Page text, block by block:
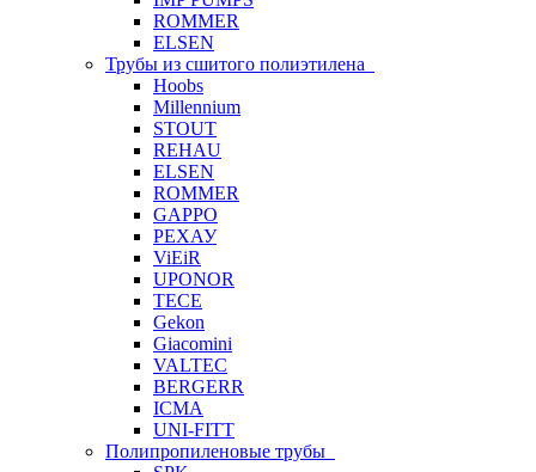
ROMMER
ELSEN
Трубы из сшитого полиэтилена
Hoobs
Millennium
STOUT
REHAU
ELSEN
ROMMER
GAPPO
РЕХАУ
ViEiR
UPONOR
TECE
Gekon
Giacomini
VALTEC
BERGERR
ICMA
UNI-FITT
Полипропиленовые трубы